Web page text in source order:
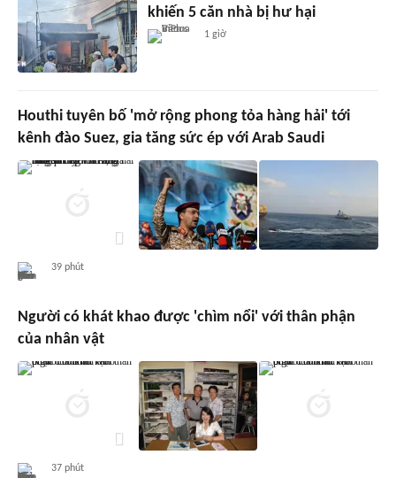
khiến 5 căn nhà bị hư hại
1 giờ
Houthi tuyên bố 'mở rộng phong tỏa hàng hải' tới
kênh đào Suez, gia tăng sức ép với Arab Saudi
39 phút
Người có khát khao được 'chìm nổi' với thân phận
của nhân vật
37 phút